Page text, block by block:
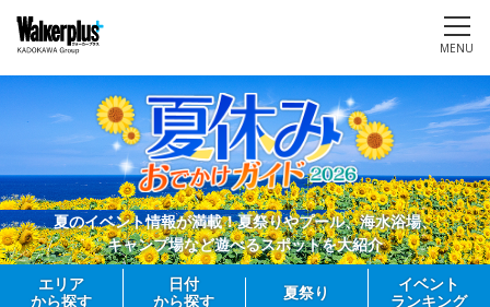
MENU
夏のイベント情報が満載！夏祭りやプール、海水浴場、
キャンプ場など遊べるスポットを大紹介
エリア
から探す
日付
から探す
夏祭り
イベント
ランキング